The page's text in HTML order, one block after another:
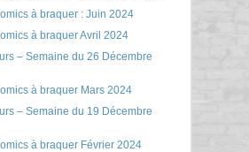
à braquer : Juin 2024
à braquer Avril 2024
– Semaine du 26 Décembre
à braquer Mars 2024
– Semaine du 19 Décembre
à braquer Février 2024